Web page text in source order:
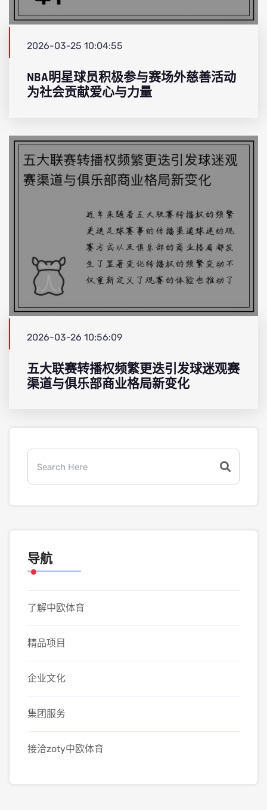
2026-03-25 10:04:55
NBA明星球员积极参与赛场外慈善活动
为社会贡献爱心与力量
2026-03-26 10:56:09
五大联赛转播权频繁更迭引发球迷观赛
渠道与俱乐部商业格局新变化
导航
了解中欧体育
精品项目
企业文化
集团服务
接洽zoty中欧体育